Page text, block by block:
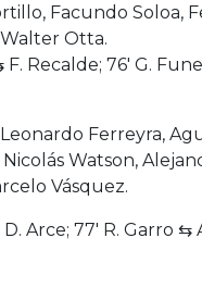
Facundo Soloa,
Otta.
Recalde; 76′ G.
Ferreyra,
Watson,
Vásquez.
Arce; 77′ R. Garro ⇆